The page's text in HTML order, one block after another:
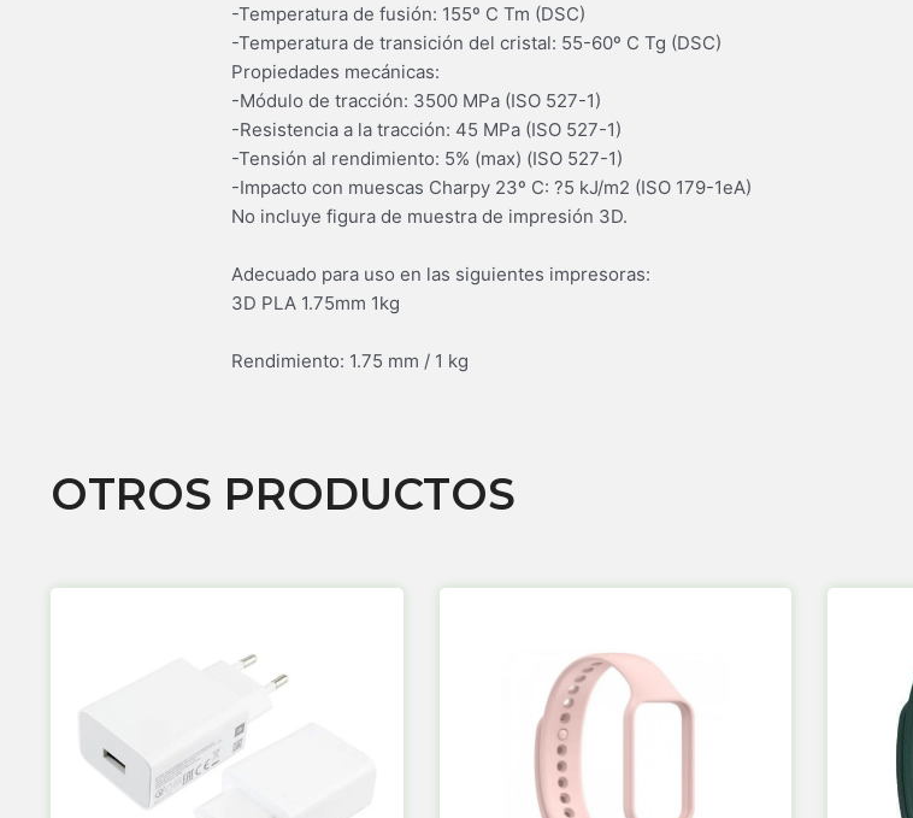
-Temperatura de fusión: 155º C Tm (DSC)
-Temperatura de transición del cristal: 55-60º C Tg (DSC)
Propiedades mecánicas:
-Módulo de tracción: 3500 MPa (ISO 527-1)
-Resistencia a la tracción: 45 MPa (ISO 527-1)
-Tensión al rendimiento: 5% (max) (ISO 527-1)
-Impacto con muescas Charpy 23º C: ?5 kJ/m2 (ISO 179-1eA)
No incluye figura de muestra de impresión 3D.
Adecuado para uso en las siguientes impresoras:
3D PLA 1.75mm 1kg
Rendimiento: 1.75 mm / 1 kg
OTROS PRODUCTOS